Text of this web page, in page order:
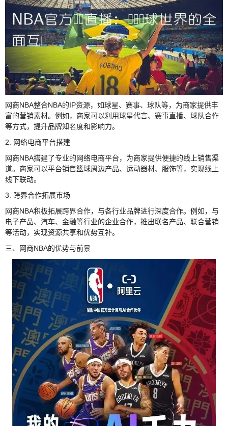
网商NBA整合NBA的IP资源，如球星、赛事、球队等，为商家提供丰
富的营销素材。例如，商家可以利用球星代言、赛事直播、球队合作
等方式，提升品牌知名度和影响力。
2. 网络电商平台搭建
网商NBA搭建了专业的网络电商平台，为商家提供便捷的线上销售渠
道。商家可以平台销售篮球周边产品、运动器材、服饰等，实现线上
线下联动。
3. 跨界合作拓展市场
网商NBA积极拓展跨界合作，与各行业品牌进行深度合作。例如，与
电子产品、汽车、金融等行业的企业合作，推出联名产品、联合营销
等活动，实现资源共享和优势互补。
三、网商NBA的优势与前景